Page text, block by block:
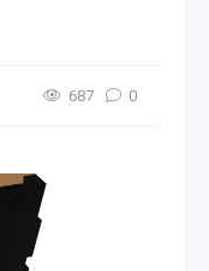
687 0